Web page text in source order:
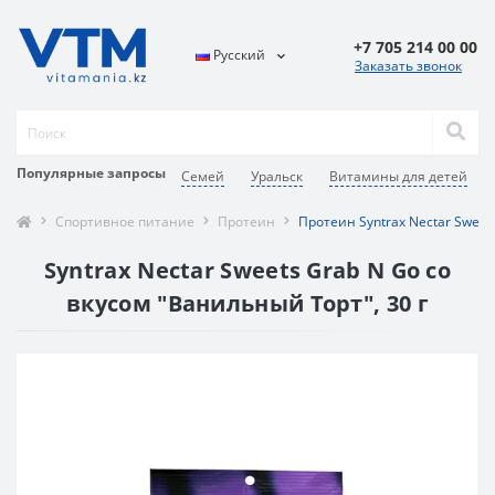
Популярные запросы Семей Уральск Витамины для детей
Русский +7 705 214 00 00
Заказать звонок
Спортивное питание Протеин Протеин Syntrax Nectar
Syntrax Nectar Sweets Grab N Go со
вкусом "Ванильный Торт", 30 г